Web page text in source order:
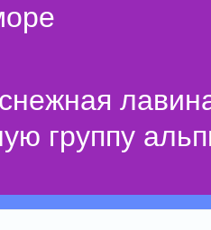
группу